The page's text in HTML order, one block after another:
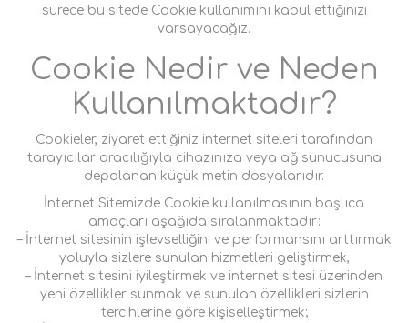
sürece bu sitede Cookie kullanımını kabul ettiğinizi
varsayacağız.
Cookie Nedir ve Neden
Kullanılmaktadır?
Cookieler, ziyaret ettiğiniz internet siteleri tarafından
tarayıcılar aracılığıyla cihazınıza veya ağ sunucusuna
depolanan küçük metin dosyalarıdır.
İnternet Sitemizde Cookie kullanılmasının başlıca
amaçları aşağıda sıralanmaktadır:
– İnternet sitesinin işlevselliğini ve performansını arttırmak
yoluyla sizlere sunulan hizmetleri geliştirmek,
– İnternet sitesini iyileştirmek ve internet sitesi üzerinden
yeni özellikler sunmak ve sunulan özellikleri sizlerin
tercihlerine göre kişiselleştirmek;